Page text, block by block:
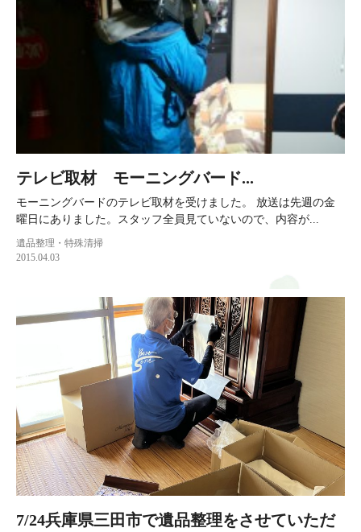
テレビ取材 モーニングバード...
モーニングバードのテレビ取材を受けました。 放送は先週の金
曜日にありました。スタッフ全員見ていないので、内容が...
遺品整理・特殊清掃
2015.04.03
7/24兵庫県三田市で遺品整理をさせていただ